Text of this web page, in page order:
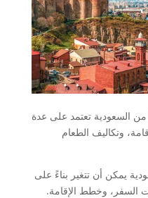
السعودية تعتمد على عدة
وتكاليف الطعام
يمكن أن تتغير بناءً على
السفر، وخطط الإقامة.